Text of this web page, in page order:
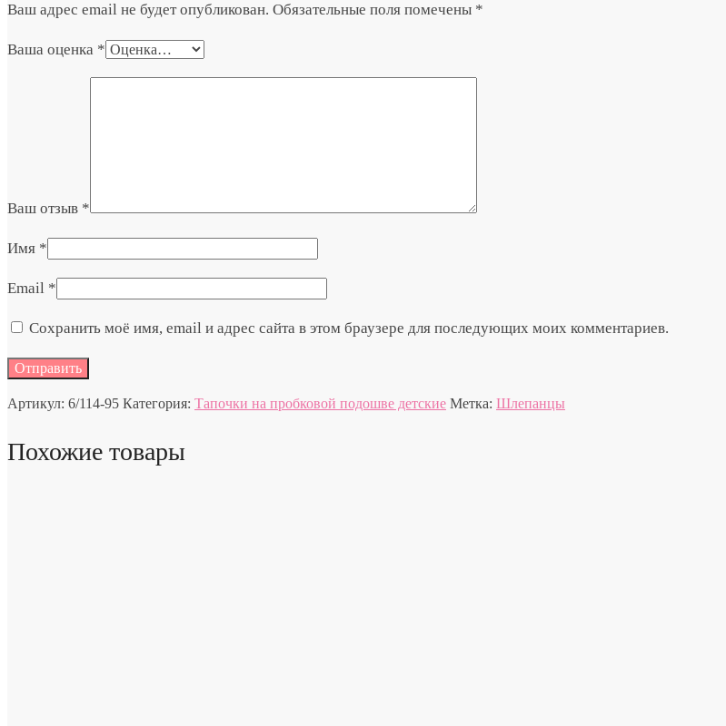
Ваш адрес email не будет опубликован. Обязательные поля помечены *
Ваша оценка *
Ваш отзыв *
Имя *
Email *
Сохранить моё имя, email и адрес сайта в этом браузере для последующих моих комментариев.
Артикул: 6/114-95 Категория: Тапочки на пробковой подошве детские Метка: Шлепанцы
Похожие товары